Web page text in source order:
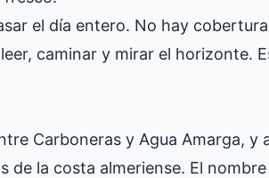
el día entero. No hay
caminar y mirar el horizonte.
Carboneras y Agua Amarga, y
de la costa almeriense. El